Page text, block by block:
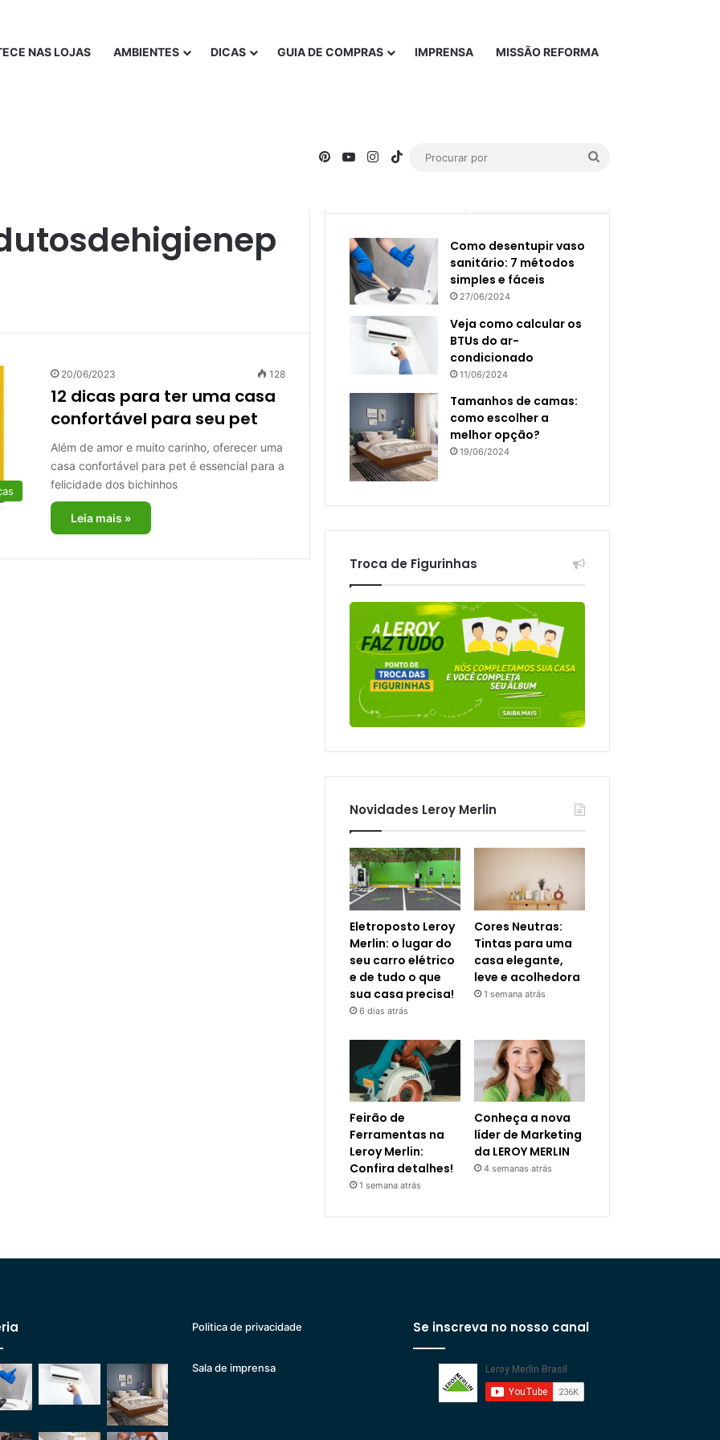
NAS LOJAS AMBIENTES DICAS GUIA DE COMPRAS IMPRENSA MISSÃO REFORMA
PinterestYouTubeInstagram
TikTok
20/06/2023 128
12 dicas para ter uma casa
confortável para seu pet
Além de amor e muito carinho, oferecer uma
casa confortável para pet é essencial para a
felicidade dos bichinhos
Leia mais »
Como desentupir vaso
sanitário: 7 métodos
simples e fáceis
27/06/2024
Veja como calcular os
BTUs do ar-
condicionado
11/06/2024
Tamanhos de camas:
como escolher a
melhor opção?
19/06/2024
Troca de Figurinhas
Novidades Leroy Merlin
Eletroposto Leroy
Merlin: o lugar do
seu carro elétrico
e de tudo o que
sua casa precisa!
6 dias atrás
Cores Neutras:
Tintas para uma
casa elegante,
leve e acolhedora
1 semana atrás
Feirão de
Ferramentas na
Leroy Merlin:
Confira detalhes!
1 semana atrás
Conheça a nova
líder de Marketing
da LEROY MERLIN
4 semanas atrás
Politica de privacidade
Sala de imprensa
Se inscreva no nosso canal